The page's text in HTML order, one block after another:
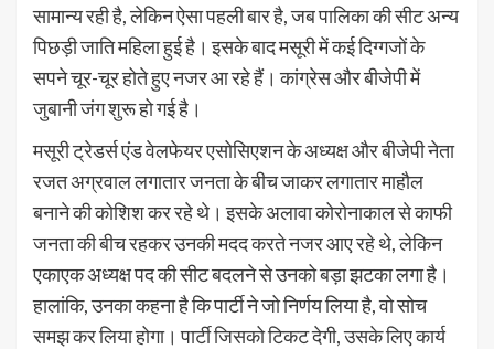
सामान्य रही है, लेकिन ऐसा पहली बार है, जब पालिका की सीट अन्य
पिछड़ी जाति महिला हुई है। इसके बाद मसूरी में कई दिग्गजों के
सपने चूर-चूर होते हुए नजर आ रहे हैं। कांग्रेस और बीजेपी में
जुबानी जंग शुरू हो गई है।
मसूरी ट्रेडर्स एंड वेलफेयर एसोसिएशन के अध्यक्ष और बीजेपी नेता
रजत अग्रवाल लगातार जनता के बीच जाकर लगातार माहौल
बनाने की कोशिश कर रहे थे। इसके अलावा कोरोनाकाल से काफी
जनता की बीच रहकर उनकी मदद करते नजर आए रहे थे, लेकिन
एकाएक अध्यक्ष पद की सीट बदलने से उनको बड़ा झटका लगा है।
हालांकि, उनका कहना है कि पार्टी ने जो निर्णय लिया है, वो सोच
समझ कर लिया होगा। पार्टी जिसको टिकट देगी, उसके लिए कार्य